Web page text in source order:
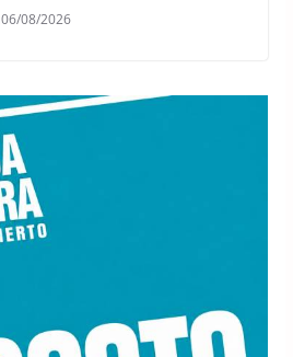
06/08/2026